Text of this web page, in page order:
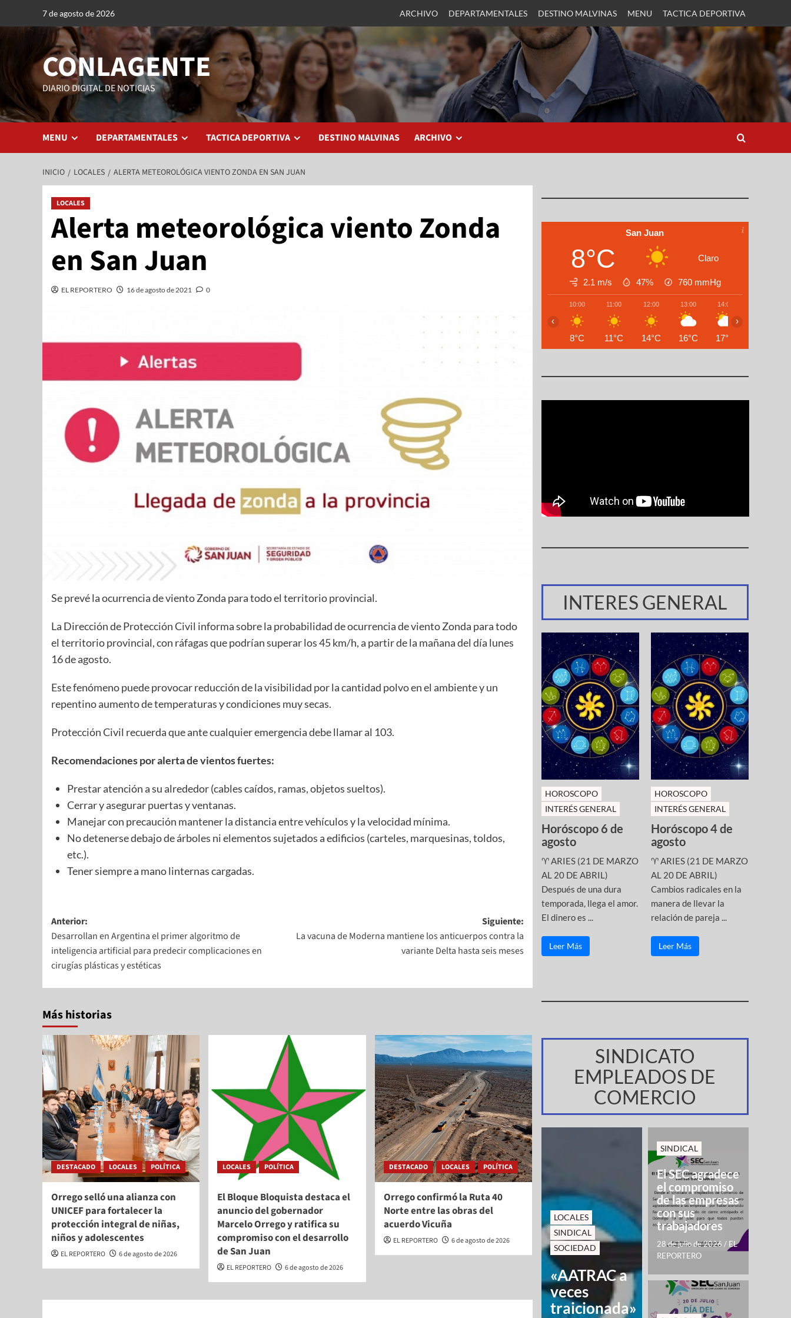
7 de agosto de 2026 ARCHIVO DEPARTAMENTALES DESTINO MALVINAS MENU TACTICA DEPORTIVA
CONLAGENTE
DIARIO DIGITAL DE NOTICIAS
MENU DEPARTAMENTALES TACTICA DEPORTIVA DESTINO MALVINAS ARCHIVO
INICIO LOCALES ALERTA METEOROLÓGICA VIENTO ZONDA EN SAN JUAN
LOCALES
Alerta meteorológica viento Zonda
en San Juan
EL REPORTERO 16 de agosto de 2021 0
Se prevé la ocurrencia de viento Zonda para todo el territorio provincial.
La Dirección de Protección Civil informa sobre la probabilidad de ocurrencia de viento Zonda para todo
el territorio provincial, con ráfagas que podrían superar los 45 km/h, a partir de la mañana del día lunes
16 de agosto.
Este fenómeno puede provocar reducción de la visibilidad por la cantidad polvo en el ambiente y un
repentino aumento de temperaturas y condiciones muy secas.
Protección Civil recuerda que ante cualquier emergencia debe llamar al 103.
Recomendaciones por alerta de vientos fuertes:
Prestar atención a su alrededor (cables caídos, ramas, objetos sueltos).
Cerrar y asegurar puertas y ventanas.
Manejar con precaución mantener la distancia entre vehículos y la velocidad mínima.
No detenerse debajo de árboles ni elementos sujetados a edificios (carteles, marquesinas, toldos,
etc.).
Tener siempre a mano linternas cargadas.
Anterior:
Desarrollan en Argentina el primer algoritmo de
inteligencia artificial para predecir complicaciones en
cirugías plásticas y estéticas
Siguiente:
La vacuna de Moderna mantiene los anticuerpos contra la
variante Delta hasta seis meses
Más historias
DESTACADO LOCALES POLÍTICA
Orrego selló una alianza con
UNICEF para fortalecer la
protección integral de niñas,
niños y adolescentes
EL REPORTERO 6 de agosto de 2026
LOCALES POLÍTICA
El Bloque Bloquista destaca el
anuncio del gobernador
Marcelo Orrego y ratifica su
compromiso con el desarrollo
de San Juan
EL REPORTERO 6 de agosto de 2026
DESTACADO LOCALES POLÍTICA
Orrego confirmó la Ruta 40
Norte entre las obras del
acuerdo Vicuña
EL REPORTERO 6 de agosto de 2026
San Juan
8°C Claro
2.1 m/s 47% 760 mmHg
10:00
8°C
11:00
11°C
12:00
14°C
13:00
16°C
14:00
17°C
‹ ›
INTERES GENERAL
HOROSCOPO
INTERÉS GENERAL
Horóscopo 6 de
agosto
♈ ARIES (21 DE MARZO
AL 20 DE ABRIL)
Después de una dura
temporada, llega el amor.
El dinero es ...
Leer Más
HOROSCOPO
INTERÉS GENERAL
Horóscopo 4 de
agosto
♈ ARIES (21 DE MARZO
AL 20 DE ABRIL)
Cambios radicales en la
manera de llevar la
relación de pareja ...
Leer Más
SINDICATO
EMPLEADOS DE
COMERCIO
LOCALES
SINDICAL
SOCIEDAD
«AATRAC a
veces
traicionada»
SINDICAL
El SEC agradece
el compromiso
de las empresas
con sus
trabajadores
28 de julio de 2026 / EL
REPORTERO